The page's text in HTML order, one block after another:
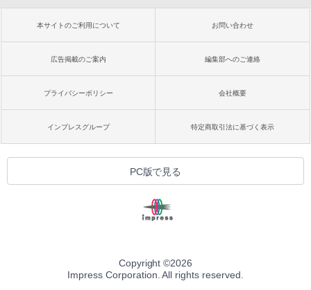
本サイトのご利用について お問い合わせ
広告掲載のご案内 編集部へのご連絡
プライバシーポリシー 会社概要
インプレスグループ 特定商取引法に基づく表示
PC版で見る
Copyright ©2026
Impress Corporation. All rights reserved.